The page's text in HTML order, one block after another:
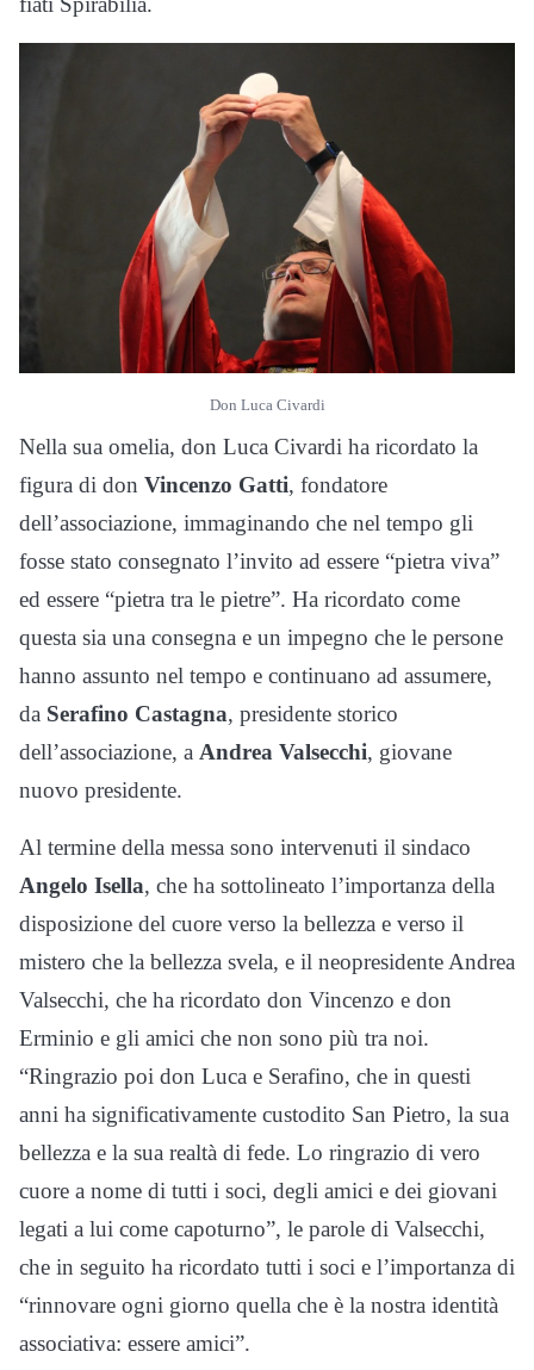
Don Luca Civardi
Nella sua omelia, don Luca Civardi ha ricordato la
figura di don Vincenzo Gatti, fondatore
dell’associazione, immaginando che nel tempo gli
fosse stato consegnato l’invito ad essere “pietra viva”
ed essere “pietra tra le pietre”. Ha ricordato come
questa sia una consegna e un impegno che le persone
hanno assunto nel tempo e continuano ad assumere,
da Serafino Castagna, presidente storico
dell’associazione, a Andrea Valsecchi, giovane
nuovo presidente.
Al termine della messa sono intervenuti il sindaco
Angelo Isella, che ha sottolineato l’importanza della
disposizione del cuore verso la bellezza e verso il
mistero che la bellezza svela, e il neopresidente Andrea
Valsecchi, che ha ricordato don Vincenzo e don
Erminio e gli amici che non sono più tra noi.
“Ringrazio poi don Luca e Serafino, che in questi
anni ha significativamente custodito San Pietro, la sua
bellezza e la sua realtà di fede. Lo ringrazio di vero
cuore a nome di tutti i soci, degli amici e dei giovani
legati a lui come capoturno”, le parole di Valsecchi,
che in seguito ha ricordato tutti i soci e l’importanza di
“rinnovare ogni giorno quella che è la nostra identità
associativa: essere amici”.